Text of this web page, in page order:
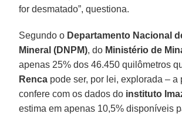
for desmatado”, questiona.
Segundo o Departamento Nacional
Mineral (DNPM), do Ministério de
apenas 25% dos 46.450 quilômetros
Renca pode ser, por lei, explorada – a
confere com os dados do instituto
estima em apenas 10,5% disponíveis